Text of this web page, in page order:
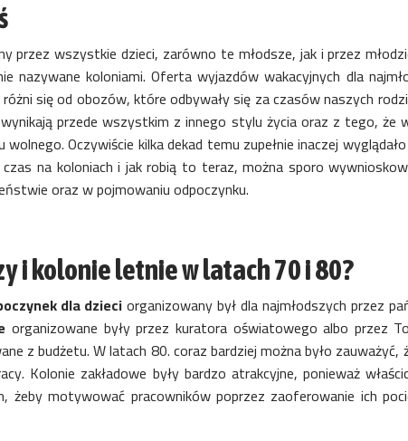
przez wszystkie dzieci, zarówno te młodsze, jak i przez
nazywane koloniami. Oferta wyjazdów wakacyjnych dla
się od obozów, które odbywały się za czasów naszych
przede wszystkim z innego stylu życia oraz z tego, że
Oczywiście kilka dekad temu zupełnie inaczej
na koloniach i jak robią to teraz, można sporo
oraz w pojmowaniu odpoczynku.
i kolonie letnie w latach 70 i 80?
dla dzieciorganizowany był dla najmłodszych przez
organizowane były przez kuratora oświatowego albo przez
z budżetu. W latach 80. coraz bardziej można było zauważyć,
Kolonie zakładowe były bardzo atrakcyjne, ponieważ
żeby motywować pracowników poprzez zaoferowanie ich